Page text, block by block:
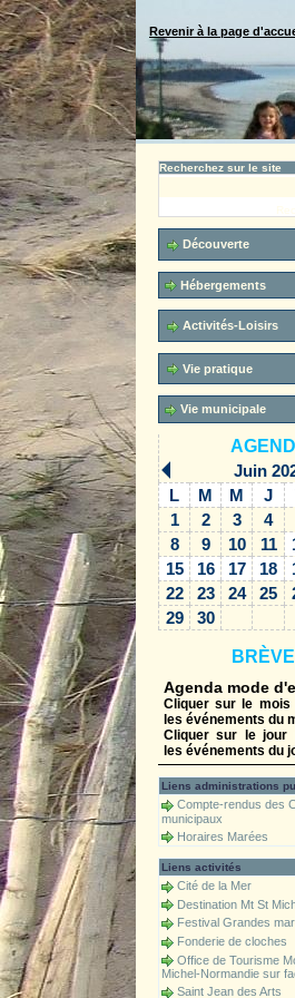
Revenir à la page
Recherchez sur le site
Découverte
Hébergements
Activités-Loisirs
Vie pratique
Vie municipale
Juin
L
M M J
1
2 3 4
8
9 10 11
15
16 17 18
22
23 24 25
29
30
Agenda mode
Cliquer sur le mois
les événements du
Cliquer sur le jour
les événements du
Liens administrations
Compte-rendus des
municipaux
Horaires Marées
Liens activités
Cité de la Mer
Destination Mt St
Festival Grandes
Fonderie de cloches
Office de Tourisme
Michel-Normandie sur
Saint Jean des Arts